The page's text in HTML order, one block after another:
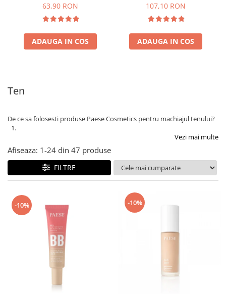
63,90 RON
ADAUGA IN COS
107,10 RON
ADAUGA IN COS
Ten
De ce sa folosesti produse Paese Cosmetics pentru machiajul tenului?
Vezi mai multe
Afiseaza: 1-24 din 47 produse
FILTRE
-10% -10%